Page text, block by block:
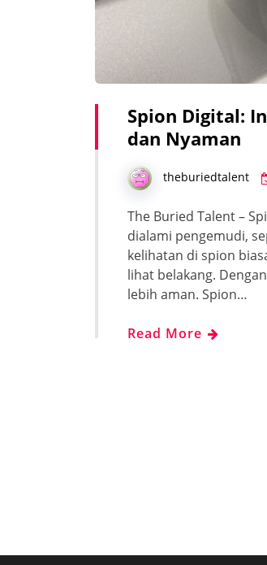
Spion Digital:
dan Nyaman
theburiedtalent
The Buried Talent –
dialami pengemudi,
kelihatan di spion
lihat belakang.
lebih aman. Spion…
Read More